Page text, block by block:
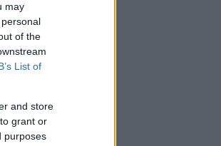
may
of the
List of
and store
grant or
purposes